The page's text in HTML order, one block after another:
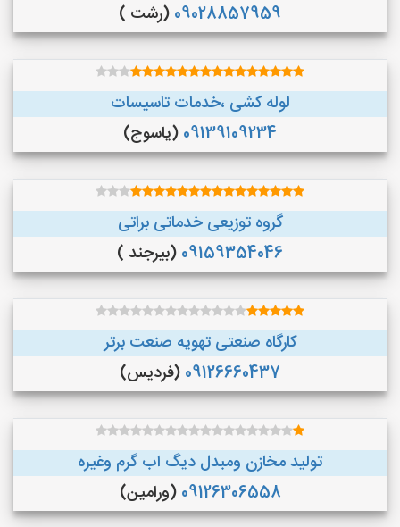
09028857959 (رشت )
لوله کشی ،خدمات تاسیسات
09139109234 (یاسوج)
گروه توزیعی خدماتی براتی
09159354046 (بیرجند )
کارگاه صنعتی تهویه صنعت برتر
09126660437 (فردیس)
تولید مخازن ومبدل دیگ اب گرم وغیره
09126306558 (ورامین)